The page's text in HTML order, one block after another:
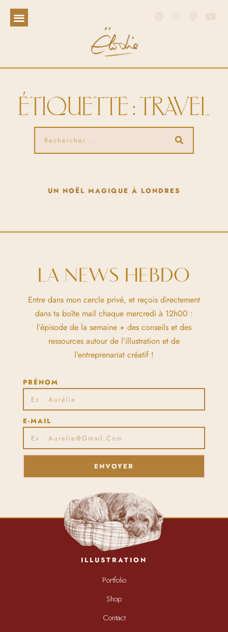
ÉTIQUETTE : TRAVEL
UN NOËL MAGIQUE À LONDRES
LA NEWS HEBDO
Entre dans mon cercle privé, et reçois directement
dans ta boîte mail chaque mercredi à 12h00 :
l’épisode de la semaine + des conseils et des
ressources autour de l’illustration et de
l’entreprenariat créatif !
PRÉNOM
E-MAIL
ENVOYER
ILLUSTRATION
Portfolio
Shop
Contact